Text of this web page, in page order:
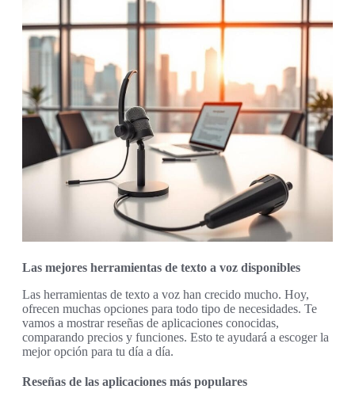
Las mejores herramientas de texto a voz disponibles
Las herramientas de texto a voz han crecido mucho. Hoy,
ofrecen muchas opciones para todo tipo de necesidades. Te
vamos a mostrar reseñas de aplicaciones conocidas,
comparando precios y funciones. Esto te ayudará a escoger la
mejor opción para tu día a día.
Reseñas de las aplicaciones más populares